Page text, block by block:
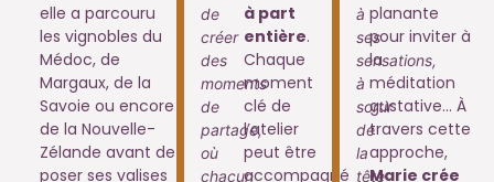
elle a parcouru
les vignobles du
Médoc, de
Margaux, de la
Savoie ou encore
de la Nouvelle-
Zélande avant de
poser ses valises
de
créer
des
moments
de
partage,
où
chacun
à part
entière.
Chaque
moment
clé de
l’atelier
peut être
accompagné
à
ses
sensations,
à
sortir
de
la
tête
planante
pour inviter à
la
méditation
gustative… À
travers cette
approche,
Marie crée